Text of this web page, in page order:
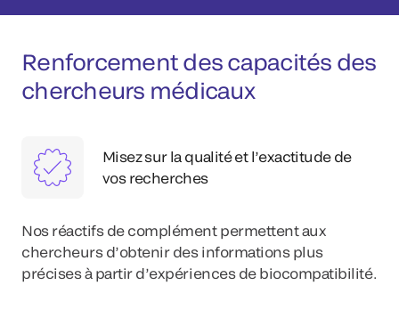
Renforcement des capacités des
chercheurs médicaux
Misez sur la qualité et l’exactitude de
vos recherches
Nos réactifs de complément permettent aux
chercheurs d’obtenir des informations plus
précises à partir d’expériences de biocompatibilité.